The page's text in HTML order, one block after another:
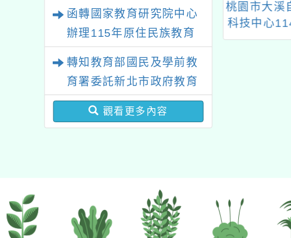
函轉國家教育研究院中心
辦理115年原住民族教育
轉知教育部國民及學前教
育署委託新北市政府教育
局辦理「115年度教師專
業成長研習實施計畫－夢
觀看更多內容
揚推展本土語
出貢獻獎
桃園市大溪自造教育及
教師研習
桃園市大成
科技中心辦
月份教